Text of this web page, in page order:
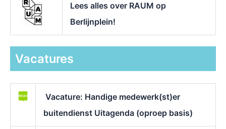
Lees alles over RAUM op
Berlijnplein!
Vacatures
Vacature: Handige medewerk(st)er
buitendienst Uitagenda (oproep basis)